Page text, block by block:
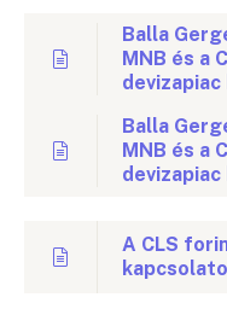
Balla
MNB és a
devizapiac
Balla
MNB és a
A CLS